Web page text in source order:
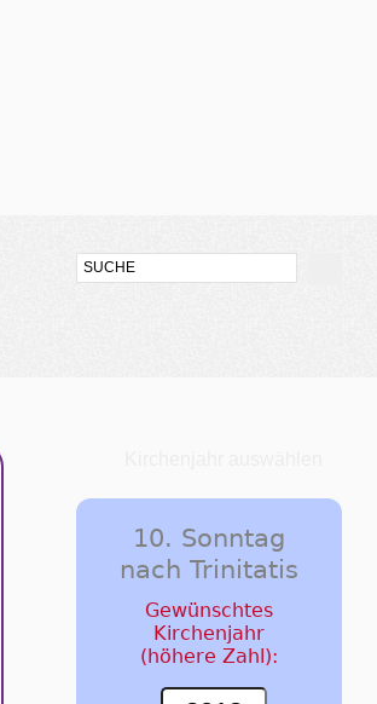
10. Sonntag
nach Trinitatis
Gewünschtes
Kirchenjahr
(höhere Zahl):